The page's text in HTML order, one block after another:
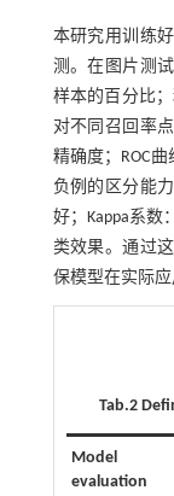
本研究用训练
测。在图片测
样本的百分比
对不同召回率
精确度；ROC
负例的区分能
好；Kappa系
类效果。通过
保模型在实际
Tab.2
Model
evaluation